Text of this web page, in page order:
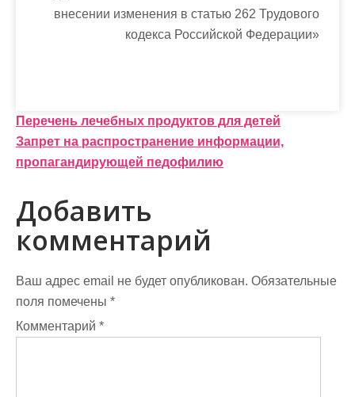
внесении изменения в статью 262 Трудового
кодекса Российской Федерации»
Н
а
и
г
а
ц
и
Перечень лечебных продуктов для детей
Запрет на распространение информации,
пропагандирующей педофилию
Добавить
комментарий
Ваш адрес email не будет опубликован. Обязательные
поля помечены *
Комментарий *